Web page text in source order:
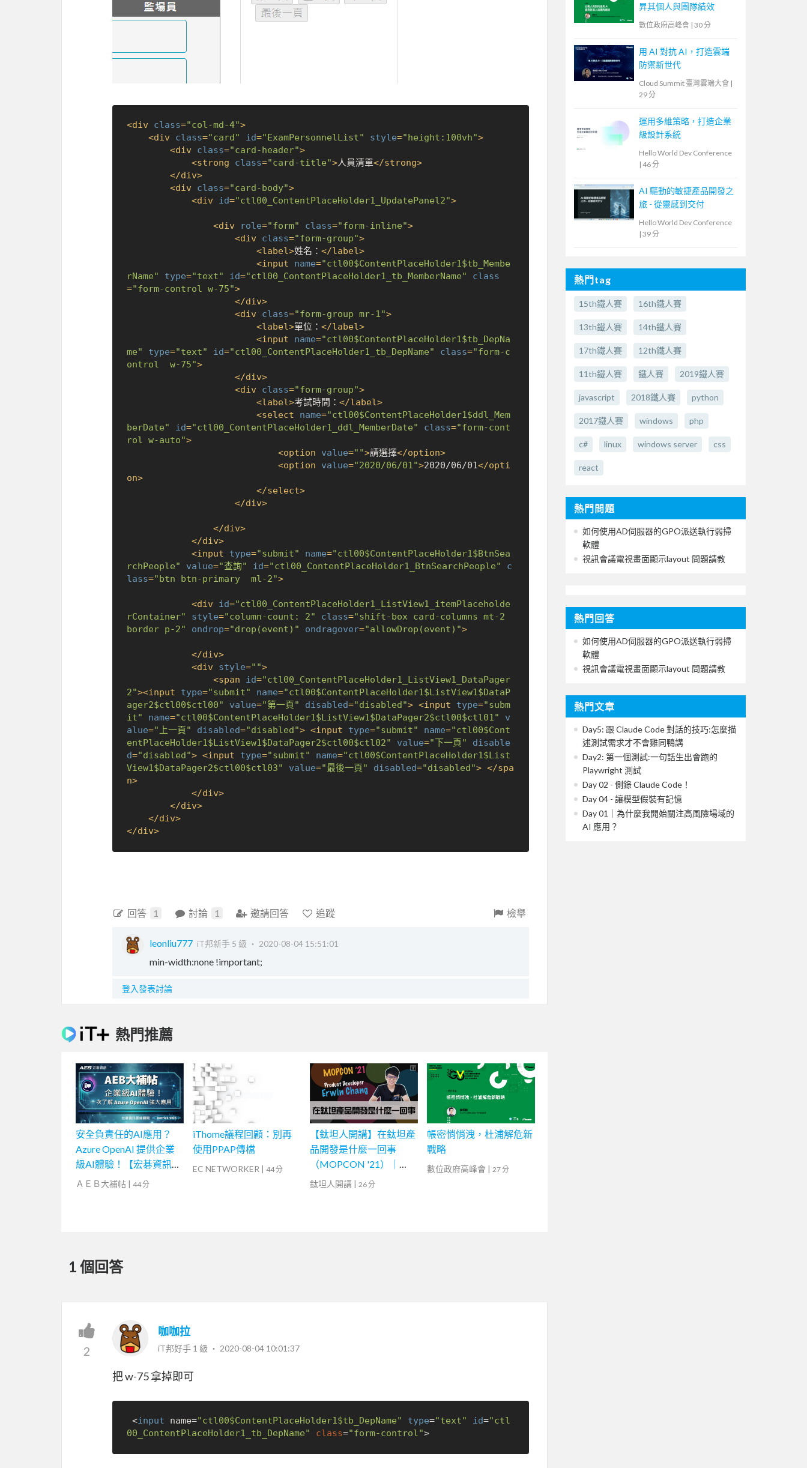
<div class="col-md-4">
<div class="card" id="ExamPersonnelList" style="height:100vh">
<div class="card-header">
<strong class="card-title">人員清單</strong>
</div>
<div class="card-body">
<div id="ctl00_ContentPlaceHolder1_UpdatePanel2">
<div role="form" class="form-inline">
<div class="form-group">
<label>姓名： </label>
<input name="ctl00$ContentPlaceHolder1$tb_Membe
rName"
type="text" id="ctl00_ContentPlaceHolder1_tb_MemberName"
class
="form-control w-75">
</div>
<div class="form-group mr-1">
<label>單位： </label>
<input name="ctl00$ContentPlaceHolder1$tb_DepNa
me"
type="text" id="ctl00_ContentPlaceHolder1_tb_DepName" class="form-c
ontrol  w-75">
</div>
<div class="form-group">
<label>考試時間： </label>
<select name="ctl00$ContentPlaceHolder1$ddl_Mem
berDate"
id="ctl00_ContentPlaceHolder1_ddl_MemberDate" class="form-cont
rol w-auto">
<option value="">請選擇</option>
<option value="2020/06/01">2020/06/01</opti
on>
</select>
</div>
</div>
</div>
<input type="submit" name="ctl00$ContentPlaceHolder1$BtnSea
rchPeople"
value="查詢" id="ctl00_ContentPlaceHolder1_BtnSearchPeople"
c
lass="btn btn-primary  ml-2">
<div id="ctl00_ContentPlaceHolder1_ListView1_itemPlaceholde
rContainer"
style="column-count: 2" class="shift-box card-columns mt-2
border p-2"
ondrop="drop(event)" ondragover="allowDrop(event)">
</div>
<div style="">
<span id="ctl00_ContentPlaceHolder1_ListView1_DataPager
2"><input type="submit" name="ctl00$ContentPlaceHolder1$ListView1$DataP
ager2$ctl00$ctl00"
value="第一頁" disabled="disabled"> <input type="subm
it"
name="ctl00$ContentPlaceHolder1$ListView1$DataPager2$ctl00$ctl01"
v
alue="上一頁" disabled="disabled"> <input type="submit" name="ctl00$Cont
entPlaceHolder1$ListView1$DataPager2$ctl00$ctl02"
value="下一頁"
disable
d="disabled"> <input type="submit" name="ctl00$ContentPlaceHolder1$List
View1$DataPager2$ctl00$ctl03"
value="最後一頁" disabled="disabled"> </spa
n>
</div>
</div>
</div>
</div>
回答 1 討論 1 邀請回答 追蹤 檢舉
leonliu777 iT邦新手 5 級 ‧ 2020-08-04 15:51:01
min-width:none !important;
登入發表討論
熱門推薦
安全負責任的AI應用？
Azure OpenAI 提供企業
級AI體驗！【宏碁資訊網
路學堂】
ＡＥＢ大補帖 | 44 分
iThome議程回顧：別再
使用PPAP傳檔
EC NETWORKER | 44 分
【鈦坦人開講】在鈦坦產
品開發是什麼一回事
（MOPCON '21）｜
TITANSOFT 鈦坦科技
鈦坦人開講 | 26 分
帳密悄悄洩，杜浦解危新
戰略
數位政府高峰會 | 27 分
1 個回答
2
咖咖拉
iT邦好手 1 級 ‧ 2020-08-04 10:01:37
把 w-75 拿掉即可
<input name="ctl00$ContentPlaceHolder1$tb_DepName" type="text" id="ctl
00_ContentPlaceHolder1_tb_DepName"
class="form-control" >
昇其個人與團隊績效
數位政府高峰會 | 30 分
用 AI 對抗 AI，打造雲端
防禦新世代
Cloud Summit 臺灣雲端大會 |
29 分
運用多維策略，打造企業
級設計系統
Hello World Dev Conference
| 46 分
AI 驅動的敏捷產品開發之
旅 - 從靈感到交付
Hello World Dev Conference
| 39 分
熱門tag
15th鐵人賽 16th鐵人賽
13th鐵人賽 14th鐵人賽
17th鐵人賽 12th鐵人賽
11th鐵人賽 鐵人賽 2019鐵人賽
javascript 2018鐵人賽 python
2017鐵人賽 windows php
c# linux windows server css
react
熱門問題
如何使用AD伺服器的GPO派送執行弱掃
軟體
視訊會議電視畫面顯示layout 問題請教
熱門回答
如何使用AD伺服器的GPO派送執行弱掃
軟體
視訊會議電視畫面顯示layout 問題請教
熱門文章
Day5: 跟 Claude Code 對話的技巧:怎麼描
述測試需求才不會雞同鴨講
Day2: 第一個測試:一句話生出會跑的
Playwright 測試
Day 02 - 側錄 Claude Code！
Day 04 - 讓模型假裝有記憶
Day 01｜為什麼我開始關注高風險場域的
AI 應用？